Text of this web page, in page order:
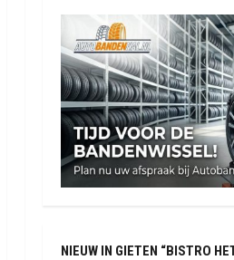
NIEUW IN GIETEN “BISTRO